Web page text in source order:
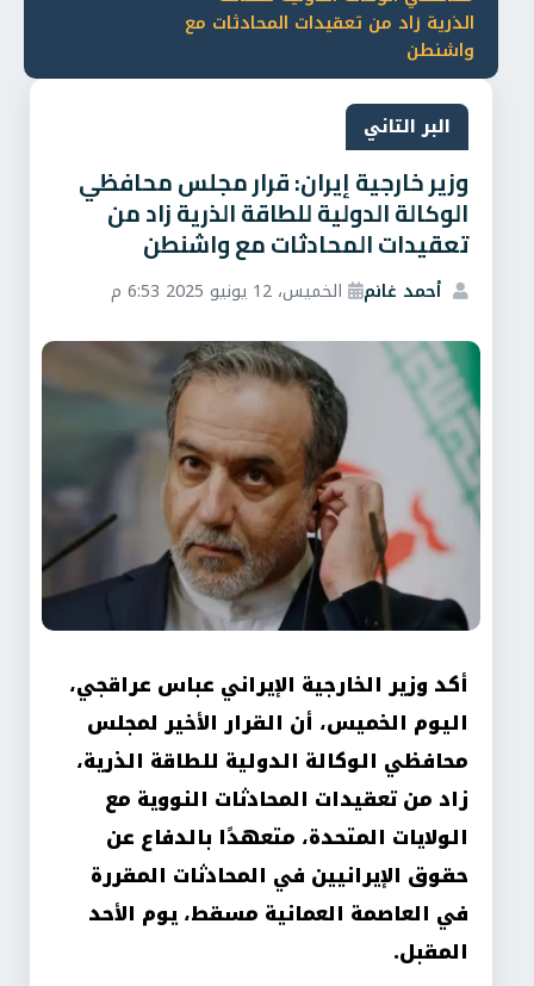
الذرية زاد من تعقيدات المحادثات مع
واشنطن
البر التاني
وزير خارجية إيران: قرار مجلس محافظي
الوكالة الدولية للطاقة الذرية زاد من
تعقيدات المحادثات مع واشنطن
أحمد غانم الخميس، 12 يونيو 2025 6:53 م
أكد وزير الخارجية الإيراني عباس عراقجي،
اليوم الخميس، أن القرار الأخير لمجلس
محافظي الوكالة الدولية للطاقة الذرية،
زاد من تعقيدات المحادثات النووية مع
الولايات المتحدة، متعهدًا بالدفاع عن
حقوق الإيرانيين في المحادثات المقررة
في العاصمة العمانية مسقط، يوم الأحد
المقبل.